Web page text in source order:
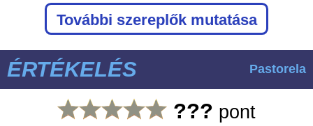
További szereplők mutatása
ÉRTÉKELÉS Pastorela
??? pont